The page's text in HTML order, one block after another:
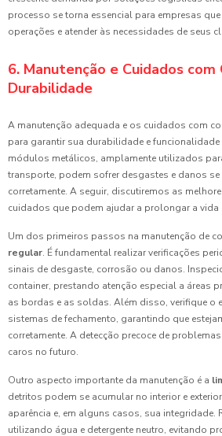
processo se torna essencial para empresas
operações e atender às necessidades de seus
6. Manutenção e Cuidados com
Durabilidade
A manutenção adequada e os cuidados com
para garantir sua durabilidade e
módulos metálicos, amplamente utilizados
transporte, podem sofrer desgastes e danos
corretamente. A seguir, discutiremos as
cuidados que podem ajudar a prolongar a
Um dos primeiros passos na manutenção de
regular. É fundamental realizar verificações
sinais de desgaste, corrosão ou danos.
container, prestando atenção especial a áreas
as bordas e as soldas. Além disso, verifique o
sistemas de fechamento, garantindo que
corretamente. A detecção precoce de
caros no futuro.
Outro aspecto importante da manutenção é a
detritos podem se acumular no interior e
aparência e, em alguns casos, sua integridade.
utilizando água e detergente neutro, evitando